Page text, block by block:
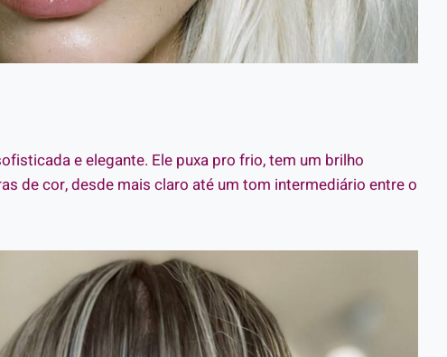
e elegante. Ele puxa pro frio, tem um brilho
de cor, desde mais claro até um tom intermediário entre o